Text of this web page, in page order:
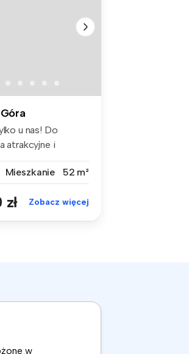
u nas! Do
atrakcyjne i
Mieszkanie 52 m²
Zobacz więcej
w